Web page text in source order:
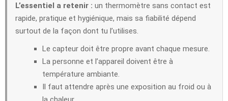
L’essentiel a retenir : un thermomètre sans contact est
rapide, pratique et hygiénique, mais sa fiabilité dépend
surtout de la façon dont tu l’utilises.
Le capteur doit être propre avant chaque mesure.
La personne et l’appareil doivent être à
température ambiante.
Il faut attendre après une exposition au froid ou à